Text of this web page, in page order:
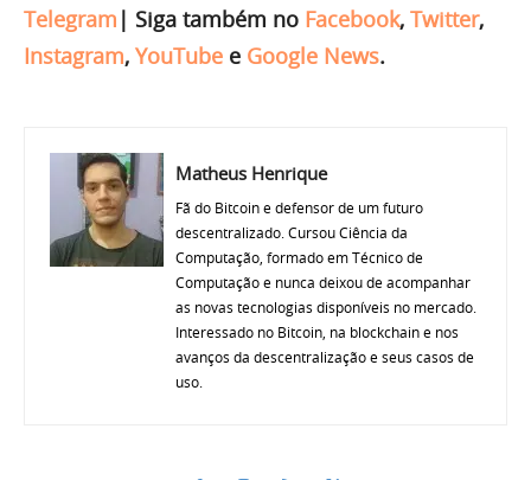
Telegram | Siga também no Facebook, Twitter,
Instagram, YouTube e Google News.
Matheus Henrique
Fã do Bitcoin e defensor de um futuro
descentralizado. Cursou Ciência da
Computação, formado em Técnico de
Computação e nunca deixou de acompanhar
as novas tecnologias disponíveis no mercado.
Interessado no Bitcoin, na blockchain e nos
avanços da descentralização e seus casos de
uso.